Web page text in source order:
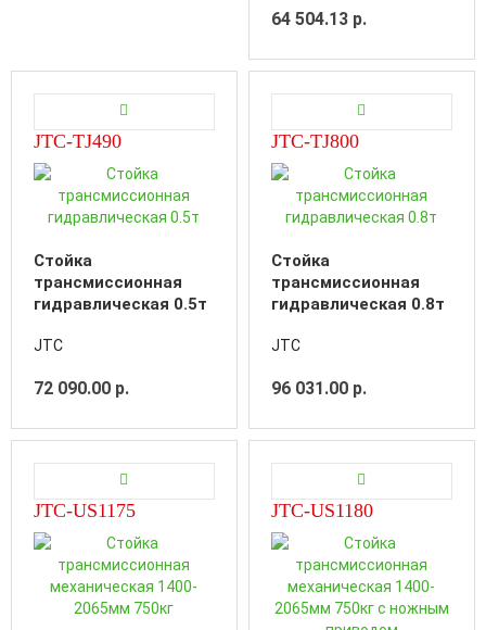
64 504.13 р.
JTC-TJ490
Стойка
трансмиссионная
гидравлическая 0.5т
JTC
72 090.00 р.
JTC-TJ800
Стойка
трансмиссионная
гидравлическая 0.8т
JTC
96 031.00 р.
JTC-US1175 JTC-US1180